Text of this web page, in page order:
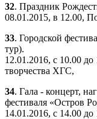
32. Праздник
08.01.2015, в 12.00,
33. Городской
тур).
12.01.2016, с 10.00
творчества ХГС,
34. Гала - концерт,
фестиваля «Остров
14.01.2016, с 14.00